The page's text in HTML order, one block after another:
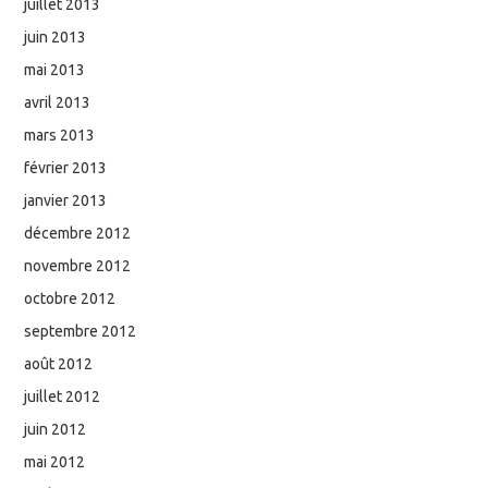
juillet 2013
juin 2013
mai 2013
avril 2013
mars 2013
février 2013
janvier 2013
décembre 2012
novembre 2012
octobre 2012
septembre 2012
août 2012
juillet 2012
juin 2012
mai 2012